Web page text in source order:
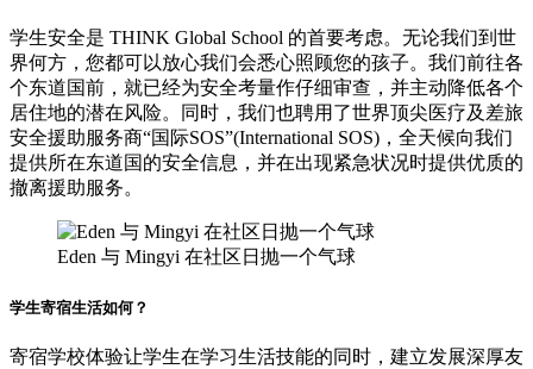
学生安全是 THINK Global School 的首要考虑。无论我们到世
界何方，您都可以放心我们会悉心照顾您的孩子。我们前往各
个东道国前，就已经为安全考量作仔细审查，并主动降低各个
居住地的潜在风险。同时，我们也聘用了世界顶尖医疗及差旅
安全援助服务商“国际SOS”(International SOS)，全天候向我们
提供所在东道国的安全信息，并在出现紧急状况时提供优质的
撤离援助服务。
Eden 与 Mingyi 在社区日抛一个气球
学生寄宿生活如何？
寄宿学校体验让学生在学习生活技能的同时，建立发展深厚友